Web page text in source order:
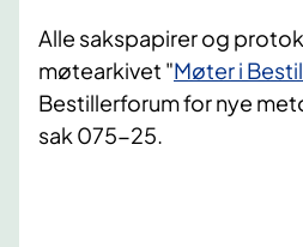
Alle sakspapirer og
møtearkivet "Møter i
Bestillerforum for nye
sak 075-25.